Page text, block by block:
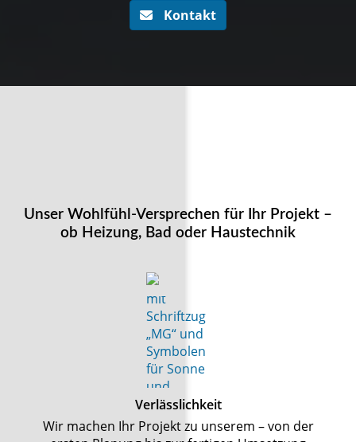
Kontakt
Unser Wohlfühl-Versprechen für Ihr Projekt –
ob Heizung, Bad oder Haustechnik
Verlässlichkeit
Wir machen Ihr Projekt zu unserem – von der